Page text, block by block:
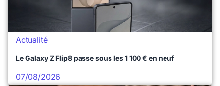
Actualité
Le Galaxy Z Flip8 passe sous les 1 100 € en neuf
07/08/2026